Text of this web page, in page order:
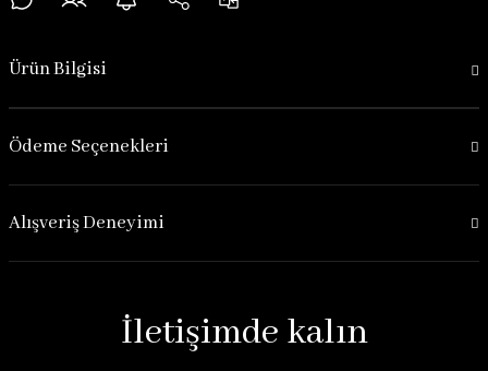
Ürün Bilgisi
Ödeme Seçenekleri
Alışveriş Deneyimi
İletişimde kalın